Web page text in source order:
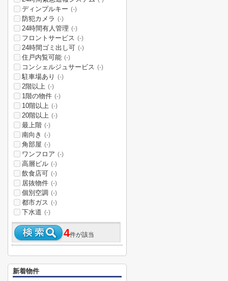
ディンプルキー (-)
防犯カメラ (-)
24時間有人管理 (-)
フロントサービス (-)
24時間ゴミ出し可 (-)
住戸内覧可能 (-)
コンシェルジュサービス (-)
駐車場あり (-)
2階以上 (-)
1階の物件 (-)
10階以上 (-)
20階以上 (-)
最上階 (-)
南向き (-)
角部屋 (-)
ワンフロア (-)
高層ビル (-)
飲食店可 (-)
居抜物件 (-)
個別空調 (-)
都市ガス (-)
下水道 (-)
4件が該当
新着物件